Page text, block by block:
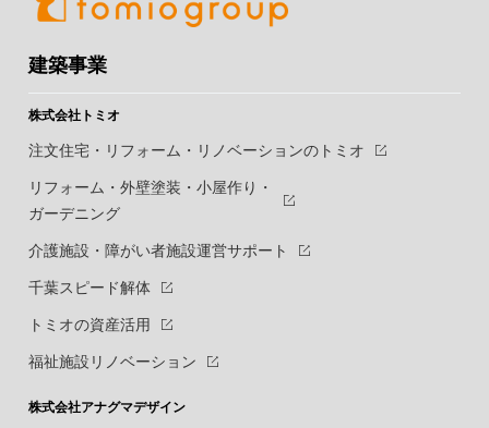
建築事業
株式会社トミオ
注文住宅・リフォーム・リノベーションのトミオ
リフォーム・外壁塗装・小屋作り・
ガーデニング
介護施設・障がい者施設運営サポート
千葉スピード解体
トミオの資産活用
福祉施設リノベーション
株式会社アナグマデザイン